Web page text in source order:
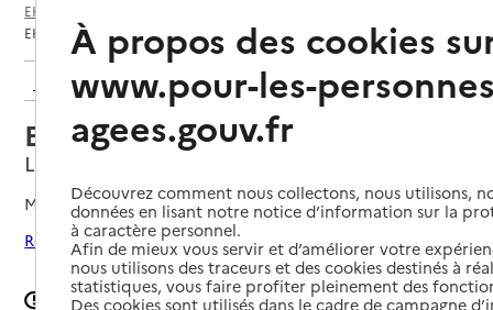
EHPAD par département
EHPAD Résidence Harmonie
Retour aux résultats de l'annuaire
EHPAD Résidence Harmonie
Le Quesnoy, NORD
Mis à jour le09/06/2026
Rechercher les établissements autour de Le Quesnoy
Signaler une erreur
À propos des cookies
www.pour-les-
agees.gouv.fr
Découvrez comment nous collectons, nous utilisons,
données en lisant notre notice d’information sur la
à caractère personnel.
Afin de mieux vous servir et d’améliorer votre
nous utilisons des traceurs et des cookies destinés à
statistiques, vous faire profiter pleinement des
Des cookies sont utilisés dans le cadre de campagne